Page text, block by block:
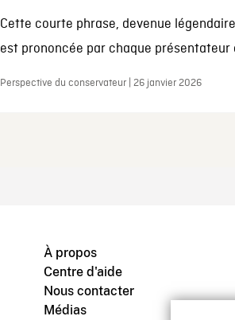
Cette courte phrase, devenue
est prononcée par chaque présentateur
Perspective du conservateur | 26 janvier 2026
À propos
Centre d'aide
Nous contacter
Médias